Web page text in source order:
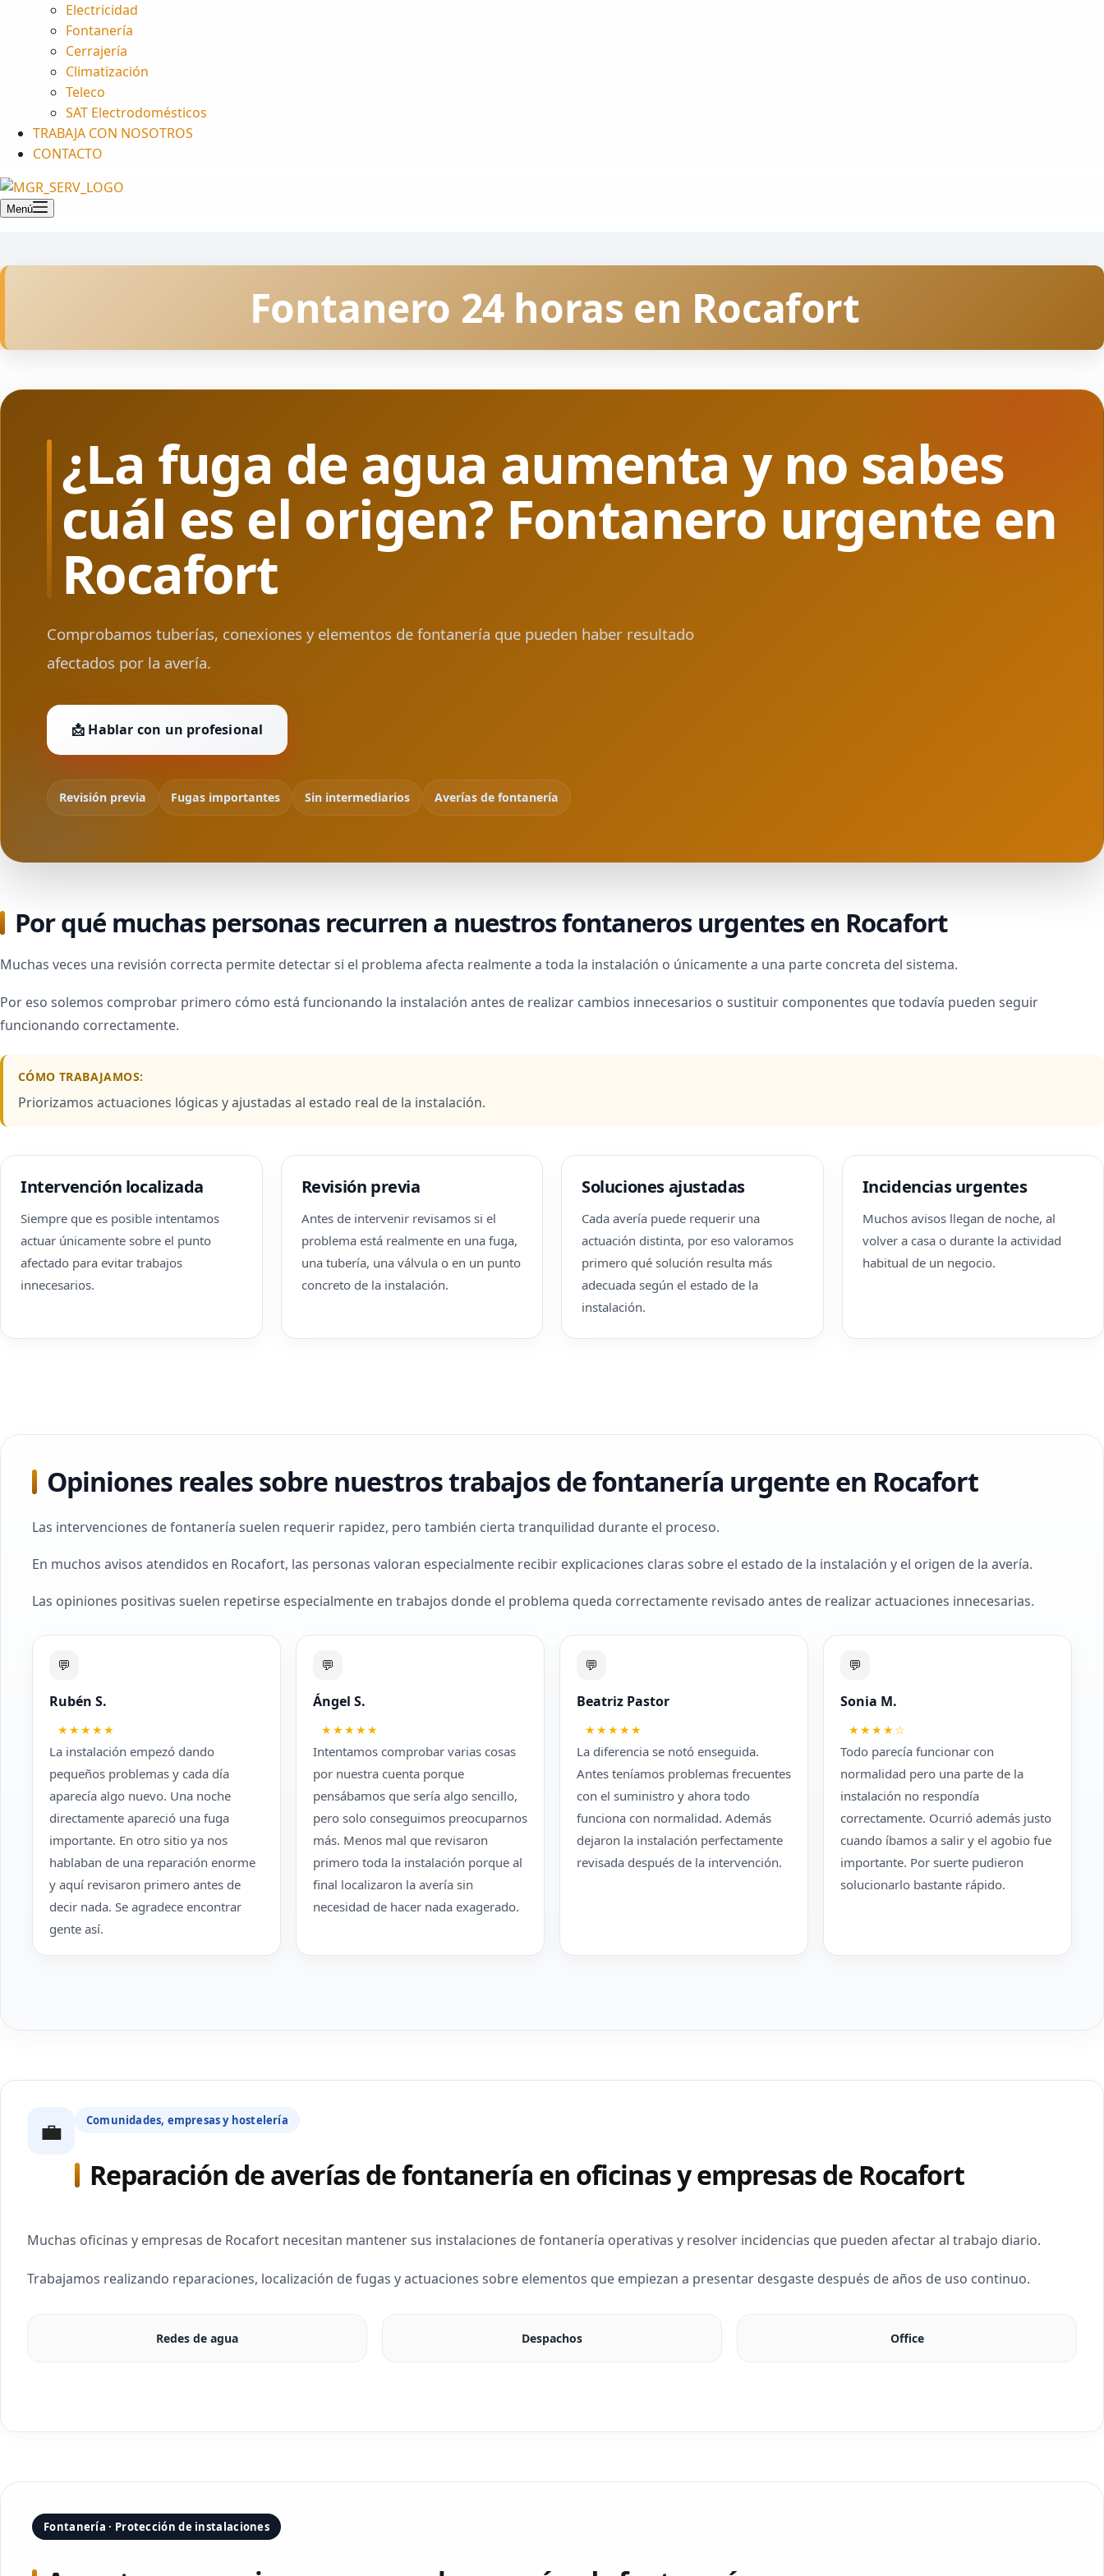
Electricidad
Fontanería
Cerrajería
Climatización
Teleco
SAT Electrodomésticos
TRABAJA CON NOSOTROS
CONTACTO
Menú
Fontanero 24 horas en Rocafort
¿La fuga de agua aumenta y no sabes
cuál es el origen? Fontanero urgente en
Rocafort
Comprobamos tuberías, conexiones y elementos de fontanería que pueden haber resultado
afectados por la avería.
📩 Hablar con un profesional
Revisión previa Fugas importantes Sin intermediarios Averías de fontanería
Por qué muchas personas recurren a nuestros fontaneros urgentes en Rocafort
Muchas veces una revisión correcta permite detectar si el problema afecta realmente a toda la instalación o únicamente a una parte concreta del sistema.
Por eso solemos comprobar primero cómo está funcionando la instalación antes de realizar cambios innecesarios o sustituir componentes que todavía pueden seguir
funcionando correctamente.
CÓMO TRABAJAMOS:
Priorizamos actuaciones lógicas y ajustadas al estado real de la instalación.
Intervención localizada
Siempre que es posible intentamos
actuar únicamente sobre el punto
afectado para evitar trabajos
innecesarios.
Revisión previa
Antes de intervenir revisamos si el
problema está realmente en una fuga,
una tubería, una válvula o en un punto
concreto de la instalación.
Soluciones ajustadas
Cada avería puede requerir una
actuación distinta, por eso valoramos
primero qué solución resulta más
adecuada según el estado de la
instalación.
Incidencias urgentes
Muchos avisos llegan de noche, al
volver a casa o durante la actividad
habitual de un negocio.
Opiniones reales sobre nuestros trabajos de fontanería urgente en Rocafort
Las intervenciones de fontanería suelen requerir rapidez, pero también cierta tranquilidad durante el proceso.
En muchos avisos atendidos en Rocafort, las personas valoran especialmente recibir explicaciones claras sobre el estado de la instalación y el origen de la avería.
Las opiniones positivas suelen repetirse especialmente en trabajos donde el problema queda correctamente revisado antes de realizar actuaciones innecesarias.
💬
Rubén S.
★★★★★
La instalación empezó dando
pequeños problemas y cada día
aparecía algo nuevo. Una noche
directamente apareció una fuga
importante. En otro sitio ya nos
hablaban de una reparación enorme
y aquí revisaron primero antes de
decir nada. Se agradece encontrar
gente así.
💬
Ángel S.
★★★★★
Intentamos comprobar varias cosas
por nuestra cuenta porque
pensábamos que sería algo sencillo,
pero solo conseguimos preocuparnos
más. Menos mal que revisaron
primero toda la instalación porque al
final localizaron la avería sin
necesidad de hacer nada exagerado.
💬
Beatriz Pastor
★★★★★
La diferencia se notó enseguida.
Antes teníamos problemas frecuentes
con el suministro y ahora todo
funciona con normalidad. Además
dejaron la instalación perfectamente
revisada después de la intervención.
💬
Sonia M.
★★★★☆
Todo parecía funcionar con
normalidad pero una parte de la
instalación no respondía
correctamente. Ocurrió además justo
cuando íbamos a salir y el agobio fue
importante. Por suerte pudieron
solucionarlo bastante rápido.
💼 Comunidades, empresas y hostelería
Reparación de averías de fontanería en oficinas y empresas de Rocafort
Muchas oficinas y empresas de Rocafort necesitan mantener sus instalaciones de fontanería operativas y resolver incidencias que pueden afectar al trabajo diario.
Trabajamos realizando reparaciones, localización de fugas y actuaciones sobre elementos que empiezan a presentar desgaste después de años de uso continuo.
Redes de agua Despachos Office
Fontanería · Protección de instalaciones